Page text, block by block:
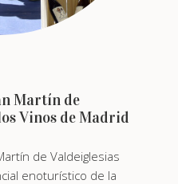
Martín de
Vinos de Madrid
de Valdeiglesias
enoturístico de la